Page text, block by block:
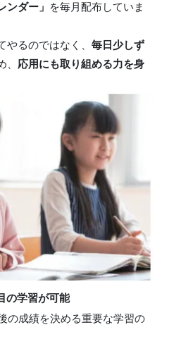
ンダー」 を毎月配布していま
るのではなく、 毎日少しず
応用にも取り組める力を身
の学習が可能
の成績を決める重要な学習の